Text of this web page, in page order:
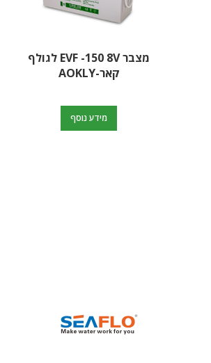
מצבר EVF -150 8V לגולף
קאר-AOKLY
מידע נוסף